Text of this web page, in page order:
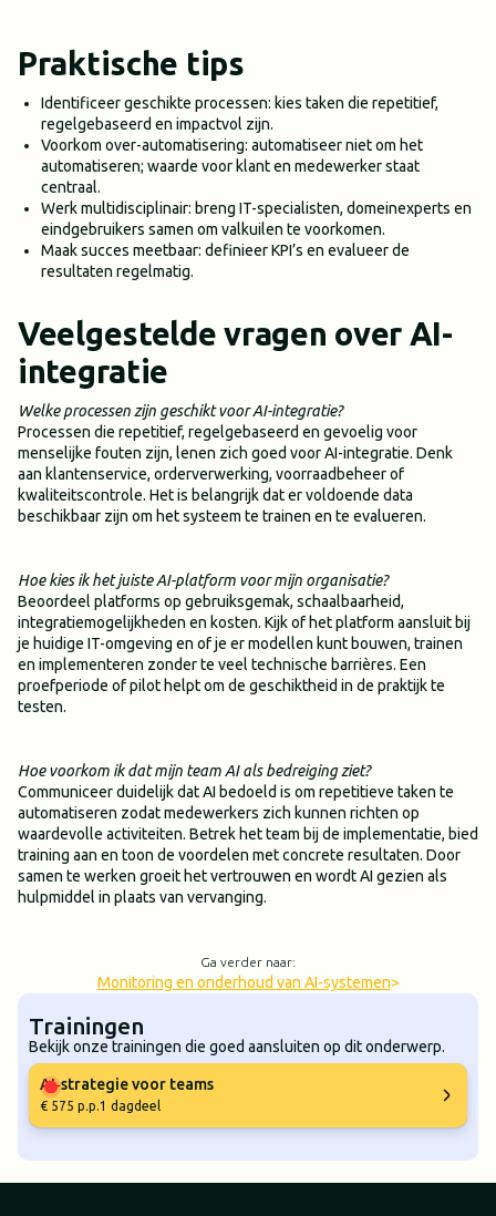
Praktische tips
Identificeer geschikte processen: kies taken die repetitief,
regelgebaseerd en impactvol zijn.
Voorkom over-automatisering: automatiseer niet om het
automatiseren; waarde voor klant en medewerker staat
centraal.
Werk multidisciplinair: breng IT-specialisten, domeinexperts en
eindgebruikers samen om valkuilen te voorkomen.
Maak succes meetbaar: definieer KPI’s en evalueer de
resultaten regelmatig.
Veelgestelde vragen over AI-
integratie
Welke processen zijn geschikt voor AI-integratie?
Processen die repetitief, regelgebaseerd en gevoelig voor
menselijke fouten zijn, lenen zich goed voor AI-integratie. Denk
aan klantenservice, orderverwerking, voorraadbeheer of
kwaliteitscontrole. Het is belangrijk dat er voldoende data
beschikbaar zijn om het systeem te trainen en te evalueren.
Hoe kies ik het juiste AI-platform voor mijn organisatie?
Beoordeel platforms op gebruiksgemak, schaalbaarheid,
integratiemogelijkheden en kosten. Kijk of het platform aansluit bij
je huidige IT-omgeving en of je er modellen kunt bouwen, trainen
en implementeren zonder te veel technische barrières. Een
proefperiode of pilot helpt om de geschiktheid in de praktijk te
testen.
Hoe voorkom ik dat mijn team AI als bedreiging ziet?
Communiceer duidelijk dat AI bedoeld is om repetitieve taken te
automatiseren zodat medewerkers zich kunnen richten op
waardevolle activiteiten. Betrek het team bij de implementatie, bied
training aan en toon de voordelen met concrete resultaten. Door
samen te werken groeit het vertrouwen en wordt AI gezien als
hulpmiddel in plaats van vervanging.
Ga verder naar:
Monitoring en onderhoud van AI-systemen>
Trainingen
Bekijk onze trainingen die goed aansluiten op dit onderwerp.
AI‑strategie voor teams
€ 575 p.p.1 dagdeel